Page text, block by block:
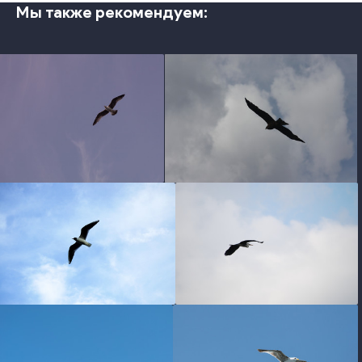
Мы также рекомендуем:
photo